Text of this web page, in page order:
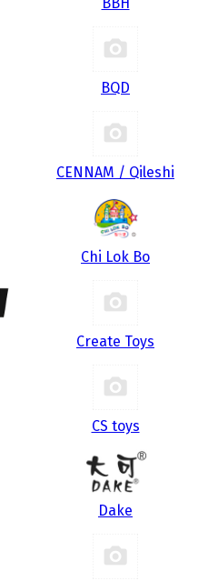
BQD
CENNAM / Qileshi
Chi Lok Bo
Create Toys
CS toys
Dake